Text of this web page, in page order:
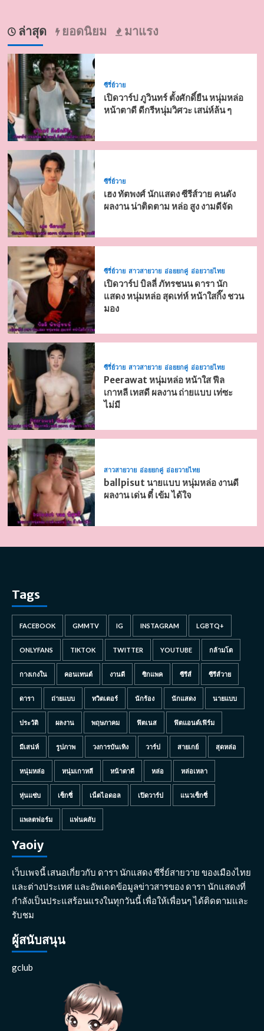
ล่าสุด ยอดนิยม มาแรง
ซีรี่ย์วาย
เปิดวาร์ป ภูวินทร์ ตั้งศักดิ์ยืน หนุ่มหล่อ
หน้าตาดี ดีกรีหนุ่มวิศวะ เสน่ห์ล้น ๆ
ซีรี่ย์วาย
เฮง ทัตพงศ์ นักแสดง ซีรีส์วาย คนดัง
ผลงาน น่าติดตาม หล่อ สูง งามดีจัด
ซีรี่ย์วาย สาวสายวาย อ่อยยกคู่ อ่อยวายไทย
เปิดวาร์ป บิลลี่ ภัทรชนน ดารา นัก
แสดง หนุ่มหล่อ สุดเท่ห์ หน้าใสกิ๊ง ชวน
มอง
ซีรี่ย์วาย สาวสายวาย อ่อยยกคู่ อ่อยวายไทย
Peerawat หนุ่มหล่อ หน้าใส ฟีล
เกาหลี เทสดี ผลงาน ถ่ายแบบ เท่ซะ
ไม่มี
สาวสายวาย อ่อยยกคู่ อ่อยวายไทย
ballpisut นายแบบ หนุ่มหล่อ งานดี
ผลงาน เด่น ตี๋ เข้ม ได้ใจ
Tags
FACEBOOK GMMTV IG INSTAGRAM LGBTQ+
ONLYFANS TIKTOK TWITTER YOUTUBE กล้ามโต
กางเกงใน คอนเทนต์ งานดี ซิกแพค ซีรีส์ ซีรีส์วาย
ดารา ถ่ายแบบ ทวิตเตอร์ นักร้อง นักแสดง นายแบบ
ประวัติ ผลงาน พฤษภาคม ฟิตเนส ฟิตแอนด์เฟิร์ม
มีเสน่ห์ รูปภาพ วงการบันเทิง วาร์ป สายเกย์ สุดหล่อ
หนุ่มหล่อ หนุ่มเกาหลี หน้าตาดี หล่อ หล่อเหลา
หุ่นแซ่บ เซ็กซี่ เน็ตไอดอล เปิดวาร์ป แนวเซ็กซี่
แพลตฟอร์ม แฟนคลับ
Yaoiy
เว็บเพจนี้ เสนอเกี่ยวกับ ดารา นักแสดง ซีรี่ย์สายวาย ของเมืองไทย
และต่างประเทศ และอัพเดดข้อมูลข่าวสารของ ดารา นักแสดงที่
กำลังเป็นประแสร้อนแรงในทุกวันนี้ เพื่อให้เพื่อนๆ ได้ติดตามและ
รับชม
ผู้สนับสนุน
gclub